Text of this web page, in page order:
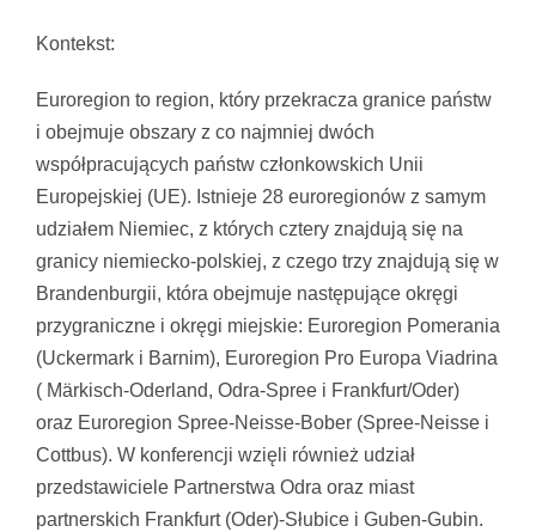
Kontekst:
Euroregion to region, który przekracza granice państw
i obejmuje obszary z co najmniej dwóch
współpracujących państw członkowskich Unii
Europejskiej (UE). Istnieje 28 euroregionów z samym
udziałem Niemiec, z których cztery znajdują się na
granicy niemiecko-polskiej, z czego trzy znajdują się w
Brandenburgii, która obejmuje następujące okręgi
przygraniczne i okręgi miejskie: Euroregion Pomerania
(Uckermark i Barnim), Euroregion Pro Europa Viadrina
( Märkisch-Oderland, Odra-Spree i Frankfurt/Oder)
oraz Euroregion Spree-Neisse-Bober (Spree-Neisse i
Cottbus). W konferencji wzięli również udział
przedstawiciele Partnerstwa Odra oraz miast
partnerskich Frankfurt (Oder)-Słubice i Guben-Gubin.